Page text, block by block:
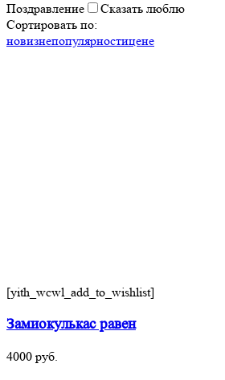
Поздравление
Сказать люблю
Сортировать по:
новизнепопулярностицене
[yith_wcwl_add_to_wishlist]
Замиокулькас равен
4000 руб.